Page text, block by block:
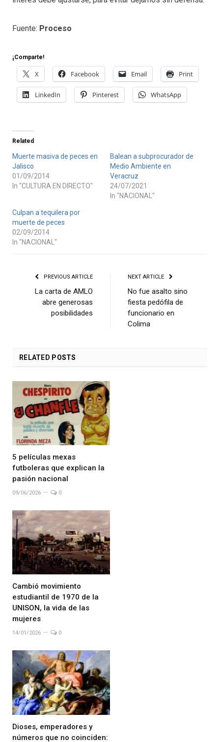
Fuente: Proceso
¡Comparte!
X Facebook Email Print
LinkedIn Pinterest WhatsApp
Related
Muerte masiva de peces en
Jalisco
01/09/2014
In "CULTURA EN DIRECTO"
Balean a subprocurador de
Medio Ambiente en
Veracruz
24/07/2021
In "NACIONAL"
Culpan a tequilera por
muerte de peces
02/09/2014
In "NACIONAL"
PREVIOUS ARTICLE
La carta de AMLO
abre generosas
posibilidades
NEXT ARTICLE
No fue asalto sino
fiesta pedófila de
funcionario en
Colima
RELATED POSTS
5 películas mexas
futboleras que explican la
pasión nacional
09/06/2026 0
Cambió movimiento
estudiantil de 1970 de la
UNISON, la vida de las
mujeres
14/01/2026 0
Dioses, emperadores y
números que no coinciden: